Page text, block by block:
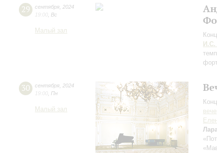
29 сентября 2024
19:00 Вс
Малый зал
И.С.
30 сентября 2024
19:00 Пн
Малый зал